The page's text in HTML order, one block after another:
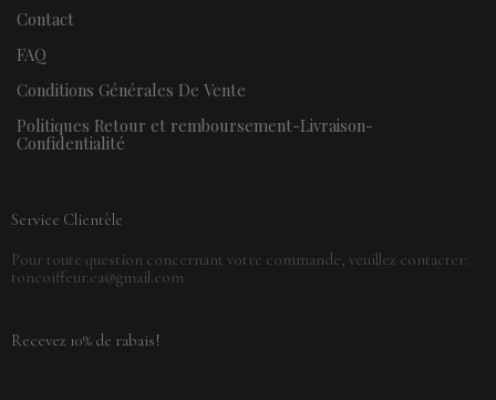
Contact
FAQ
Conditions Générales De Vente
Politiques Retour et remboursement-Livraison-
Confidentialité
Service Clientèle
Pour toute question concernant votre commande, veuillez contacter:
toncoiffeur.ca@gmail.com
Recevez 10% de rabais!